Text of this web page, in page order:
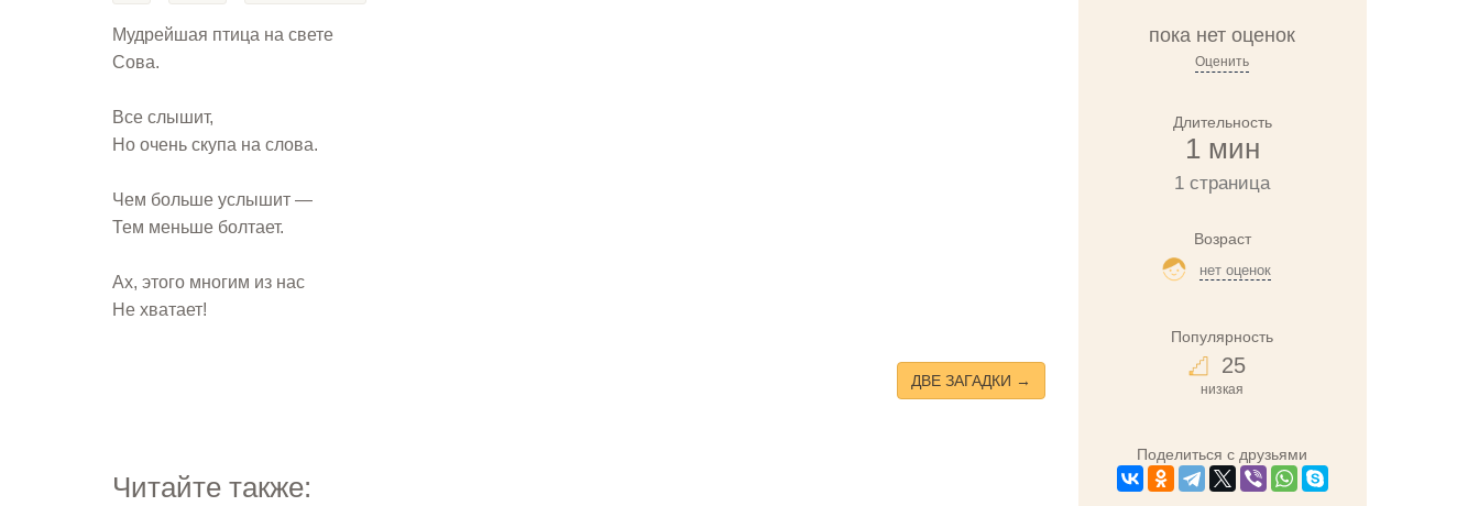
Мудрейшая птица на свете
Сова.
Все слышит,
Но очень скупа на слова.
Чем больше услышит —
Тем меньше болтает.
Ах, этого многим из нас
Не хватает!
ДВЕ ЗАГАДКИ →
Читайте также:
пока нет оценок
Оценить
Длительность
1 мин
1 страница
Возраст
нет оценок
Популярность
25
низкая
Поделиться с друзьями